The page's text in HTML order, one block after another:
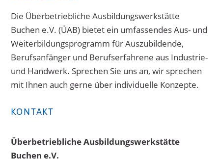
Die Überbetriebliche Ausbildungswerkstätte
Buchen e.V. (ÜAB) bietet ein umfassendes Aus- und
Weiterbildungsprogramm für Auszubildende,
Berufsanfänger und Berufserfahrene aus Industrie-
und Handwerk. Sprechen Sie uns an, wir sprechen
mit Ihnen auch gerne über individuelle Konzepte.
KONTAKT
Überbetriebliche Ausbildungswerkstätte
Buchen e.V.